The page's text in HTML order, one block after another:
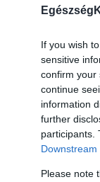
If you wish
sensitive
confirm your
continue
information
further
participants.
Please note